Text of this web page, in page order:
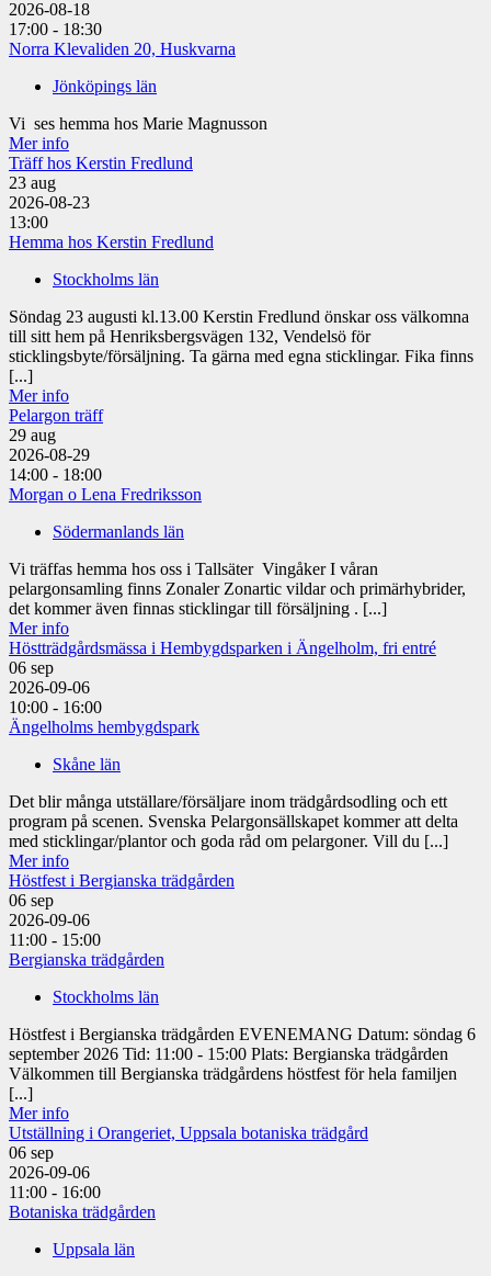
2026-08-18
17:00 - 18:30
Norra Klevaliden 20, Huskvarna
Jönköpings län
Vi ses hemma hos Marie Magnusson
Mer info
Träff hos Kerstin Fredlund
23 aug
2026-08-23
13:00
Hemma hos Kerstin Fredlund
Stockholms län
Söndag 23 augusti kl.13.00 Kerstin Fredlund önskar oss välkomna
till sitt hem på Henriksbergsvägen 132, Vendelsö för
sticklingsbyte/försäljning. Ta gärna med egna sticklingar. Fika finns
[...]
Mer info
Pelargon träff
29 aug
2026-08-29
14:00 - 18:00
Morgan o Lena Fredriksson
Södermanlands län
Vi träffas hemma hos oss i Tallsäter Vingåker I våran
pelargonsamling finns Zonaler Zonartic vildar och primärhybrider,
det kommer även finnas sticklingar till försäljning . [...]
Mer info
Höstträdgårdsmässa i Hembygdsparken i Ängelholm, fri entré
06 sep
2026-09-06
10:00 - 16:00
Ängelholms hembygdspark
Skåne län
Det blir många utställare/försäljare inom trädgårdsodling och ett
program på scenen. Svenska Pelargonsällskapet kommer att delta
med sticklingar/plantor och goda råd om pelargoner. Vill du [...]
Mer info
Höstfest i Bergianska trädgården
06 sep
2026-09-06
11:00 - 15:00
Bergianska trädgården
Stockholms län
Höstfest i Bergianska trädgården EVENEMANG Datum: söndag 6
september 2026 Tid: 11:00 - 15:00 Plats: Bergianska trädgården
Välkommen till Bergianska trädgårdens höstfest för hela familjen
[...]
Mer info
Utställning i Orangeriet, Uppsala botaniska trädgård
06 sep
2026-09-06
11:00 - 16:00
Botaniska trädgården
Uppsala län